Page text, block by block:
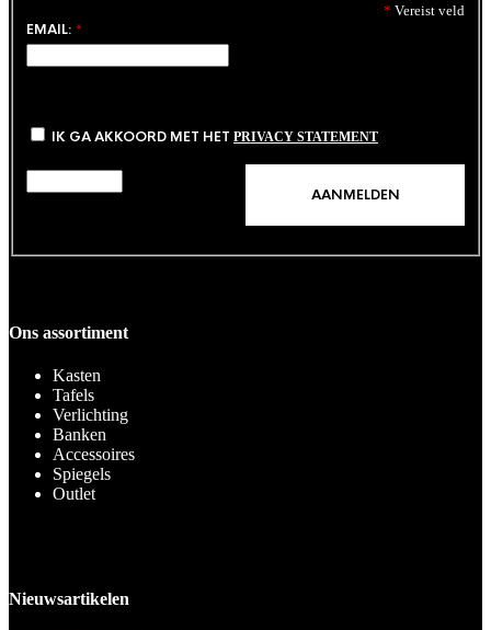
* Vereist veld
EMAIL: *
IK GA AKKOORD MET HET PRIVACY STATEMENT
Ons assortiment
Kasten
Tafels
Verlichting
Banken
Accessoires
Spiegels
Outlet
Nieuwsartikelen